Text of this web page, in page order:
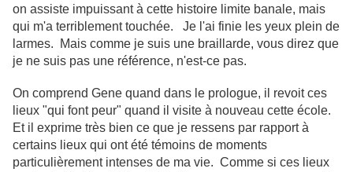
on assiste impuissant à cette histoire limite banale, mais
qui m'a terriblement touchée. Je l'ai finie les yeux plein de
larmes. Mais comme je suis une braillarde, vous direz que
je ne suis pas une référence, n'est-ce pas.
On comprend Gene quand dans le prologue, il revoit ces
lieux "qui font peur" quand il visite à nouveau cette école.
Et il exprime très bien ce que je ressens par rapport à
certains lieux qui ont été témoins de moments
particulièrement intenses de ma vie. Comme si ces lieux